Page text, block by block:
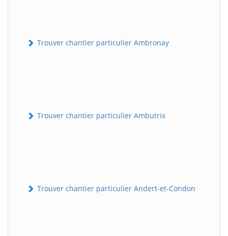
Trouver chantier particulier Ambronay
Trouver chantier particulier Ambutrix
Trouver chantier particulier Andert-et-Condon